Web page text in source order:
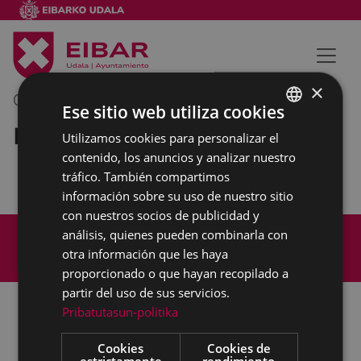
02/11/2023
Reunión externa
Aviso legal
Política de cookies
Accesibilidad
BASQUE
SPANISH
×
Ese sitio web utiliza cookies
Utilizamos cookies para personalizar el
contenido, los anuncios y analizar nuestro
tráfico. También compartimos
información sobre su uso de nuestro sitio
con nuestros socios de publicidad y
análisis, quienes pueden combinarla con
otra información que les haya
proporcionado o que hayan recopilado a
partir del uso de sus servicios.
Pribatutasun-politika
Cookies
Cookies de